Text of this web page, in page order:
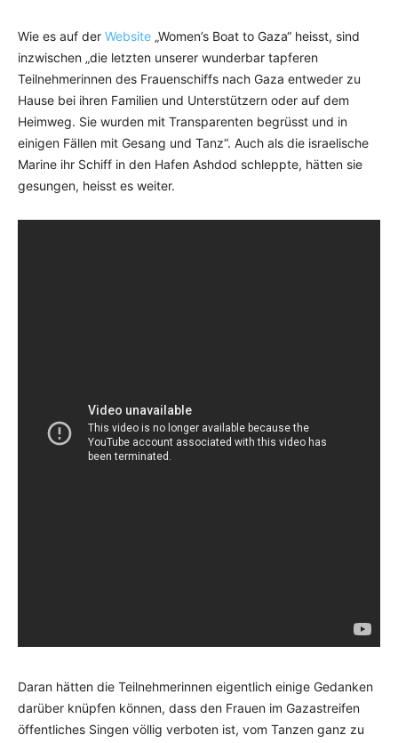
Wie es auf der Website „Women’s Boat to Gaza“ heisst, sind
inzwischen „die letzten unserer wunderbar tapferen
Teilnehmerinnen des Frauenschiffs nach Gaza entweder zu
Hause bei ihren Familien und Unterstützern oder auf dem
Heimweg. Sie wurden mit Transparenten begrüsst und in
einigen Fällen mit Gesang und Tanz“. Auch als die israelische
Marine ihr Schiff in den Hafen Ashdod schleppte, hätten sie
gesungen, heisst es weiter.
Daran hätten die Teilnehmerinnen eigentlich einige Gedanken
darüber knüpfen können, dass den Frauen im Gazastreifen
öffentliches Singen völlig verboten ist, vom Tanzen ganz zu